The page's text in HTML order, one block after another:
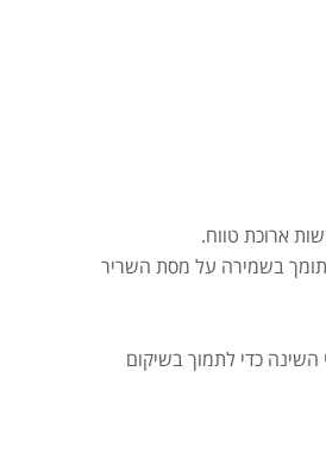
ארוכת טווח.
בשמירה על מסת השריר
כדי לתמוך בשיקום